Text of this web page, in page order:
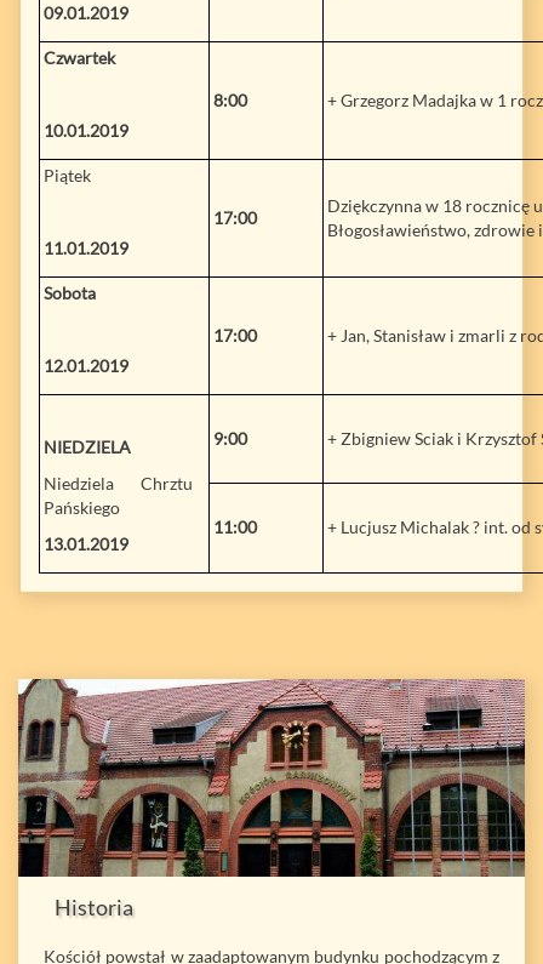
09.01.2019
Czwartek
10.01.2019
8:00 + Grzegorz Madajka w 1
Piątek
11.01.2019
17:00
Dziękczynna w 18 rocznicę
Błogosławieństwo,
Sobota
12.01.2019
17:00 + Jan, Stanisław i zmarli z
NIEDZIELA
Niedziela Chrztu
Pańskiego
13.01.2019
9:00 + Zbigniew Sciak i Krzysztof
11:00 + Lucjusz Michalak ? int. od
Historia
Kościół powstał w zaadaptowanym budynku pochodzącym z